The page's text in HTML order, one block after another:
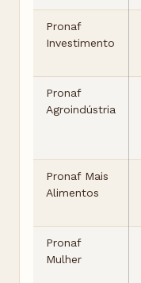
Pronaf
Investimento
Pronaf
Agroindústria
Pronaf Mais
Alimentos
Pronaf
Mulher